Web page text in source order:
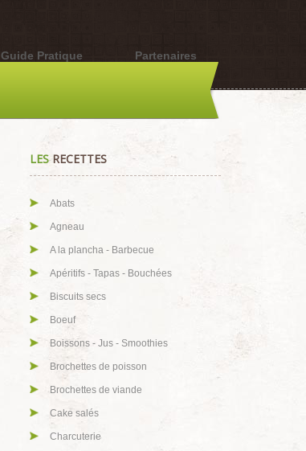
Guide Pratique Partenaires
LESRECETTES
Abats
Agneau
A la plancha - Barbecue
Apéritifs - Tapas - Bouchées
Biscuits secs
Boeuf
Boissons - Jus - Smoothies
Brochettes de poisson
Brochettes de viande
Cake salés
Charcuterie